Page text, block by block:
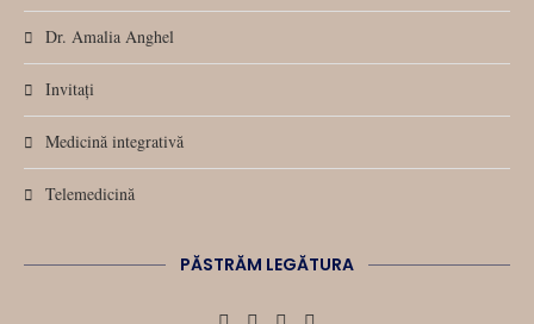
Dr. Amalia Anghel
Invitați
Medicină integrativă
Telemedicină
PĂSTRĂM LEGĂTURA